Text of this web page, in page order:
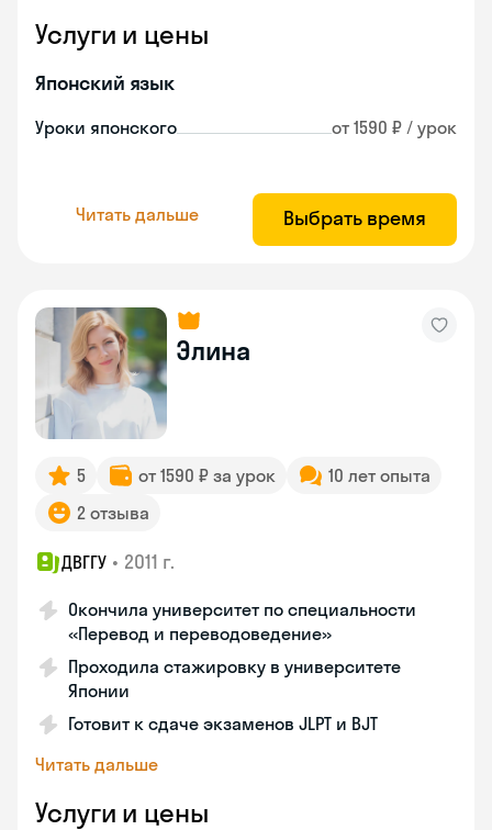
Услуги и цены
Японский язык
Уроки японского от 1590 ₽ / урок
Читать дальше Выбрать время
Элина
5 от 1590 ₽ за урок
10 лет опыта
2 отзыва
ДВГГУ • 2011 г.
Окончила университет по специальности
«Перевод и переводоведение»
Проходила стажировку в университете
Японии
Готовит к сдаче экзаменов JLPT и BJT
Читать дальше
Услуги и цены